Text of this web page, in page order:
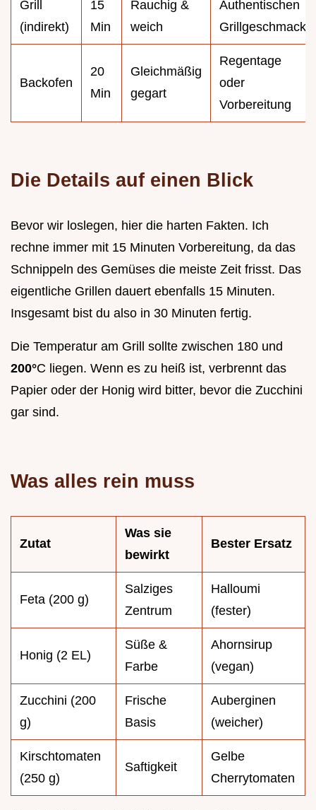
Grill
(indirekt)
15
Min
Rauchig &
weich
Authentischen
Grillgeschmack
Backofen
20
Min
Gleichmäßig
gegart
Regentage
oder
Vorbereitung
Die Details auf einen Blick
Bevor wir loslegen, hier die harten Fakten. Ich
rechne immer mit 15 Minuten Vorbereitung, da das
Schnippeln des Gemüses die meiste Zeit frisst. Das
eigentliche Grillen dauert ebenfalls 15 Minuten.
Insgesamt bist du also in 30 Minuten fertig.
Die Temperatur am Grill sollte zwischen 180 und
200°C liegen. Wenn es zu heiß ist, verbrennt das
Papier oder der Honig wird bitter, bevor die Zucchini
gar sind.
Was alles rein muss
Zutat
Was sie
bewirkt
Bester Ersatz
Feta (200 g)
Salziges
Zentrum
Halloumi
(fester)
Honig (2 EL)
Süße &
Farbe
Ahornsirup
(vegan)
Zucchini (200
g)
Frische
Basis
Auberginen
(weicher)
Kirschtomaten
(250 g)
Saftigkeit
Gelbe
Cherrytomaten